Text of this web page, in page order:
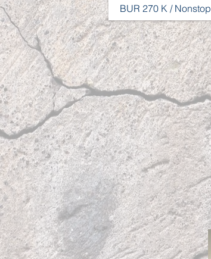
BUR 270 K / Nonstop